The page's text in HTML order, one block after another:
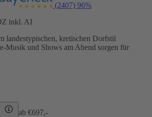
(2407) 96%
inkl. AI
landestypischen, kretischen Dorfstil
Musik und Shows am Abend sorgen für
ab €697,-